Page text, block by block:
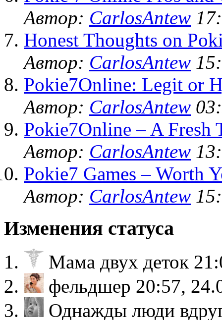
Автор: CarlosAntew
Honest Thoughts on
Автор: CarlosAntew
Pokie7Online: Legit or
Автор: CarlosAntew
Pokie7Online – A Fresh
Автор: CarlosAntew
Pokie7 Games – Worth
Автор: CarlosAntew
Изменения статуса
Мама двух деток
фельдшер 20:57,
Однажды люди